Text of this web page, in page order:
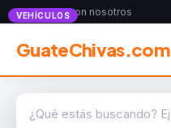
Anunciate con nosotros
GuateChivas.com
VEHÍCULOS